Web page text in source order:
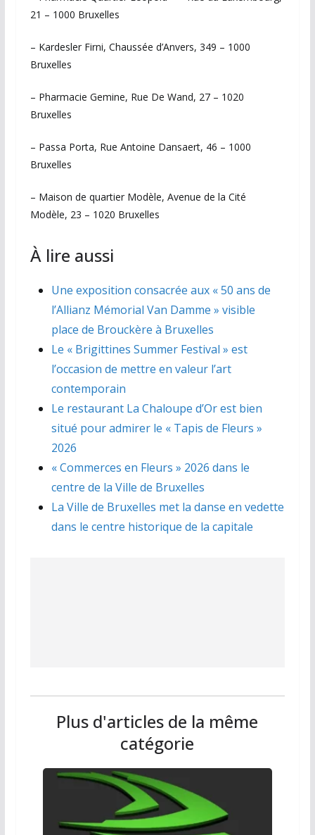
21 – 1000 Bruxelles
– Kardesler Firni, Chaussée d’Anvers, 349 – 1000
Bruxelles
– Pharmacie Gemine, Rue De Wand, 27 – 1020
Bruxelles
– Passa Porta, Rue Antoine Dansaert, 46 – 1000
Bruxelles
– Maison de quartier Modèle, Avenue de la Cité
Modèle, 23 – 1020 Bruxelles
À lire aussi
Une exposition consacrée aux « 50 ans de
l’Allianz Mémorial Van Damme » visible
place de Brouckère à Bruxelles
Le « Brigittines Summer Festival » est
l’occasion de mettre en valeur l’art
contemporain
Le restaurant La Chaloupe d’Or est bien
situé pour admirer le « Tapis de Fleurs »
2026
« Commerces en Fleurs » 2026 dans le
centre de la Ville de Bruxelles
La Ville de Bruxelles met la danse en vedette
dans le centre historique de la capitale
Plus d'articles de la même
catégorie